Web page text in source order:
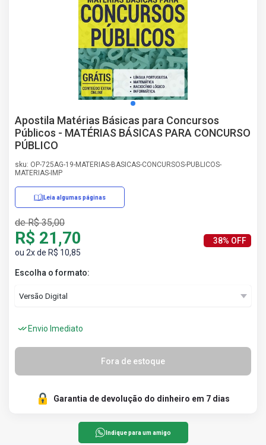
Apostila Matérias Básicas para Concursos
Públicos - MATÉRIAS BÁSICAS PARA CONCURSO
PÚBLICO
sku: OP-725AG-19-MATERIAS-BASICAS-CONCURSOS-PUBLICOS-
MATERIAS-IMP
Leia algumas páginas
de R$ 35,00
R$ 21,70
ou 2x de R$ 10,85
38% OFF
Escolha o formato:
Envio Imediato
Fora de estoque
Garantia de devolução do dinheiro em 7 dias
Indique para um amigo